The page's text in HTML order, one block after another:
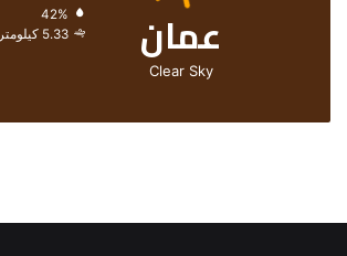
عمان
Clear Sky
الرطوبة:
الرياح:5.33 كيلومتر/ساعة